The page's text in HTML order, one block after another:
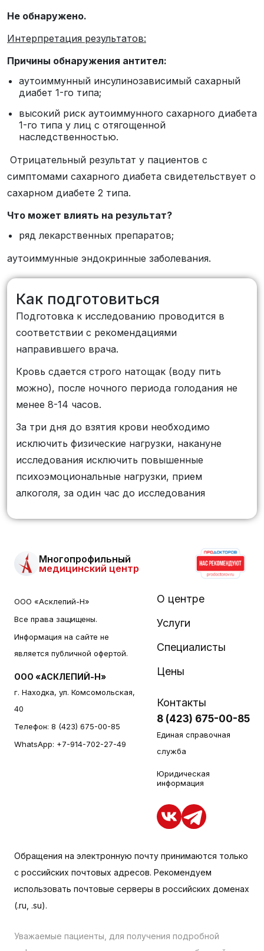
Не обнаружено.
Интерпретация результатов:
Причины обнаружения антител:
аутоиммунный инсулинозависимый сахарный
диабет 1-го типа;
высокий риск аутоиммунного сахарного диабета
1-го типа у лиц с отягощенной
наследственностью.
Отрицательный результат у пациентов с
симптомами сахарного диабета свидетельствует о
сахарном диабете 2 типа.
Что может влиять на результат?
ряд лекарственных препаратов;
аутоиммунные эндокринные заболевания.
Как подготовиться
Подготовка к исследованию проводится в
соответствии с рекомендациями
направившего врача.
Кровь сдается строго натощак (воду пить
можно), после ночного периода голодания не
менее 8-14 часов.
За три дня до взятия крови необходимо
исключить физические нагрузки, накануне
исследования исключить повышенные
психоэмоциональные нагрузки, прием
алкоголя, за один час до исследования
Многопрофильный
медицинский центр
ООО «Асклепий-Н»
Все права защищены.
Информация на сайте не
является публичной офертой.
ООО «АСКЛЕПИЙ-Н»
г. Находка, ул. Комсомольская,
40
Телефон: 8 (423) 675-00-85
WhatsApp: +7-914-702-27-49
О центре
Услуги
Специалисты
Цены
Контакты
8 (423) 675-00-85
Единая справочная
служба
Юридическая
информация
Обращения на электронную почту принимаются только
с российских почтовых адресов. Рекомендуем
использовать почтовые серверы в российских доменах
(.ru, .su).
Уважаемые пациенты, для получения подробной